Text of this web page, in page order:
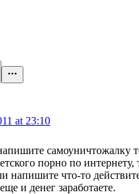
at 23:10
самоуничтожалку
порно по интернету,
напишите что-то
и денег заработаете.